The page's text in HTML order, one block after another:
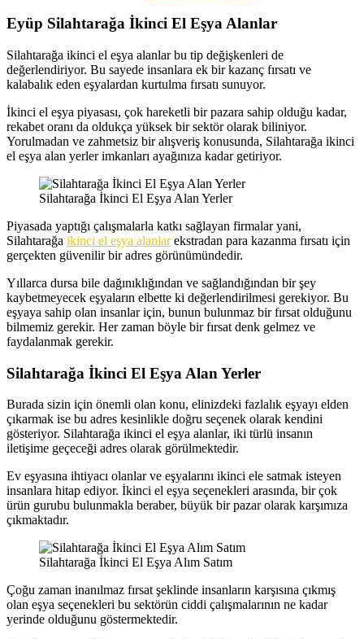
Eyüp Silahtarağa İkinci El Eşya Alanlar
Silahtarağa ikinci el eşya alanlar bu tip değişkenleri de
değerlendiriyor. Bu sayede insanlara ek bir kazanç fırsatı ve
kalabalık eden eşyalardan kurtulma fırsatı sunuyor.
İkinci el eşya piyasası, çok hareketli bir pazara sahip olduğu kadar,
rekabet oranı da oldukça yüksek bir sektör olarak biliniyor.
Yorulmadan ve zahmetsiz bir alışveriş konusunda, Silahtarağa ikinci
el eşya alan yerler imkanları ayağınıza kadar getiriyor.
Silahtarağa İkinci El Eşya Alan Yerler
Piyasada yaptığı çalışmalarla katkı sağlayan firmalar yani,
Silahtarağa ikinci el eşya alanlarekstradan para kazanma fırsatı için
gerçekten güvenilir bir adres görünümündedir.
Yıllarca dursa bile dağınıklığından ve sağlandığından bir şey
kaybetmeyecek eşyaların elbette ki değerlendirilmesi gerekiyor. Bu
eşyaya sahip olan insanlar için, bunun bulunmaz bir fırsat olduğunu
bilmemiz gerekir. Her zaman böyle bir fırsat denk gelmez ve
faydalanmak gerekir.
Silahtarağa İkinci El Eşya Alan Yerler
Burada sizin için önemli olan konu, elinizdeki fazlalık eşyayı elden
çıkarmak ise bu adres kesinlikle doğru seçenek olarak kendini
gösteriyor. Silahtarağa ikinci el eşya alanlar, iki türlü insanın
iletişime geçeceği adres olarak görülmektedir.
Ev eşyasına ihtiyacı olanlar ve eşyalarını ikinci ele satmak isteyen
insanlara hitap ediyor. İkinci el eşya seçenekleri arasında, bir çok
ürün gurubu bulunmakla beraber, büyük bir pazar olarak karşımıza
çıkmaktadır.
Silahtarağa İkinci El Eşya Alım Satım
Çoğu zaman inanılmaz fırsat şeklinde insanların karşısına çıkmış
olan eşya seçenekleri bu sektörün ciddi çalışmalarının ne kadar
yerinde olduğunu göstermektedir.